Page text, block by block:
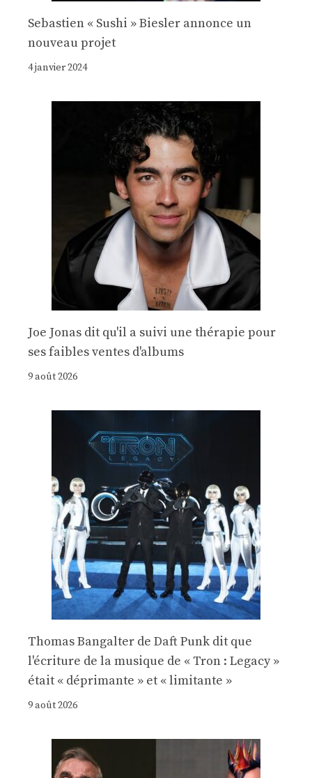
Sebastien « Sushi » Biesler annonce un
nouveau projet
4 janvier 2024
Joe Jonas dit qu'il a suivi une thérapie pour
ses faibles ventes d'albums
9 août 2026
Thomas Bangalter de Daft Punk dit que
l'écriture de la musique de « Tron : Legacy »
était « déprimante » et « limitante »
9 août 2026